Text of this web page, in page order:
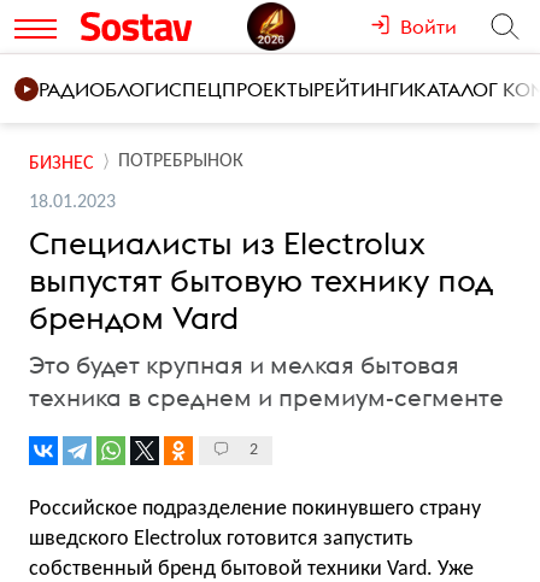
Войти
РАДИОБЛОГИСПЕЦПРОЕКТЫРЕЙТИНГИКАТАЛОГ
БИЗНЕС ПОТРЕБРЫНОК
18.01.2023
Специалисты из Electrolux
выпустят бытовую технику под
брендом Vard
Это будет крупная и мелкая бытовая
техника в среднем и премиум-сегменте
2
Российское подразделение покинувшего страну
шведского Electrolux готовится запустить
собственный бренд бытовой техники Vard. Уже